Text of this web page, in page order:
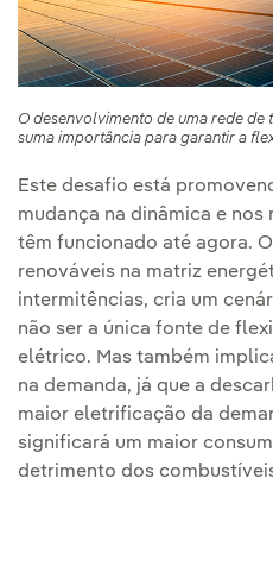
O desenvolvimento de uma rede de
suma importância para garantir a
Este desafio está
mudança na dinâmica e
têm funcionado até agora.
renováveis na matriz
intermitências, cria um
não ser a única fonte de
elétrico. Mas também
na demanda, já que a
maior eletrificação da
significará um maior
detrimento dos